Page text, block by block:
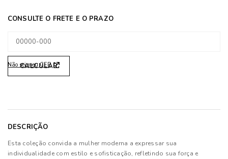
Não sei meu CEP
DESCRIÇÃO
Esta coleção convida a mulher moderna a expressar sua
individualidade com estilo e sofisticação, refletindo sua força e